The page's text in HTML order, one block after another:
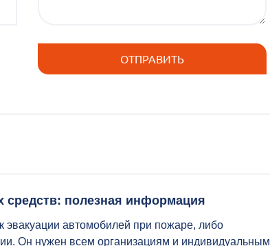
средств: полезная информация
автомобилей при пожаре, либо
Он нужен всем организациям и индивидуальным